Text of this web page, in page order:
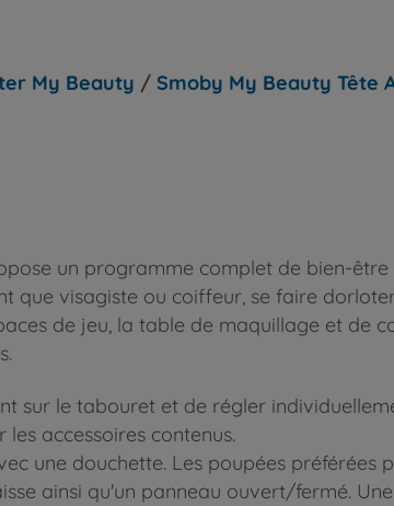
My Beauty / Smoby My Beauty Tête
un programme complet de bien-
que visagiste ou coiffeur, se faire
de jeu, la table de maquillage et de
sur le tabouret et de régler
accessoires contenus.
une douchette. Les poupées
ainsi qu'un panneau ouvert/fermé.